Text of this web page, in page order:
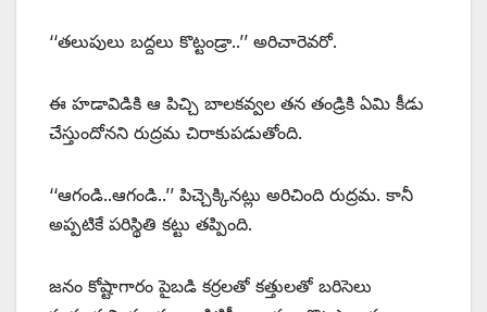
‘‘తలుపులు బద్దలు కొట్టండ్రా..’’ అరిచారెవరో.
ఈ హడావిడికి ఆ పిచ్చి బాలకవ్వల తన తండ్రికి ఏమి కీడు
చేస్తుందోనని రుద్రమ చిరాకుపడుతోంది.
‘‘ఆగండి..ఆగండి..’’ పిచ్చెక్కినట్లు అరిచింది రుద్రమ. కానీ
అప్పటికే పరిస్థితి కట్టు తప్పింది.
జనం కోష్టాగారం పైబడి కర్రలతో కత్తులతో బరిసెలు